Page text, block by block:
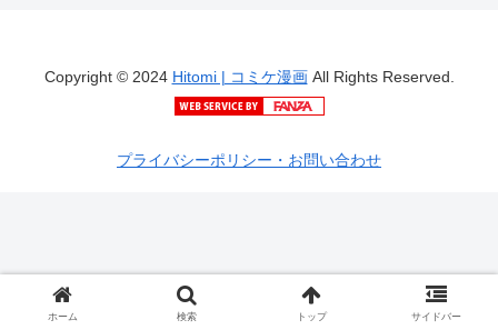
Copyright © 2024 Hitomi | コミケ漫画All Rights Reserved.
プライバシーポリシー・お問い合わせ
ホーム 検索 トップ サイドバー